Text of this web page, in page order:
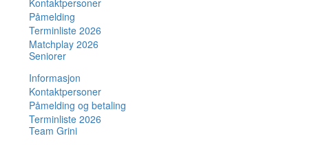
Kontaktpersoner
Påmelding
Terminliste 2026
Matchplay 2026
Seniorer
Informasjon
Kontaktpersoner
Påmelding og betaling
Terminliste 2026
Team Grini